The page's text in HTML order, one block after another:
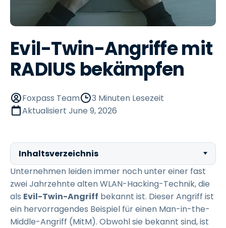
Evil-Twin-Angriffe mit
RADIUS bekämpfen
Foxpass Team
3 Minuten Lesezeit
Aktualisiert June 9, 2026
Inhaltsverzeichnis
Unternehmen leiden immer noch unter einer fast
zwei Jahrzehnte alten WLAN-Hacking-Technik, die
als Evil-Twin-Angriff bekannt ist. Dieser Angriff ist
ein hervorragendes Beispiel für einen Man-in-the-
Middle-Angriff (MitM). Obwohl sie bekannt sind, ist